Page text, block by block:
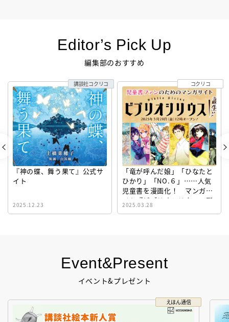
Event&Present
イベント&プレゼント
えほん通信
Editor’s Pick Up
編集部のおすすめ
『神の蝶、舞う果て』公式サ
イト
2025.12.23
講談社コクリコ
「竜が呼んだ娘」「ひなたと
ひかり」「NO.６」……人気
児童書を漫画化！ マンガサ
イト『ビブリオシリウス』誕
生！
2025.03.28
コクリコ